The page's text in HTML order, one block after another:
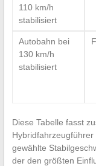
110 km/h
stabilisiert
Autobahn bei
130 km/h
stabilisiert
Diese Tabelle fasst
gewählte
der den größten